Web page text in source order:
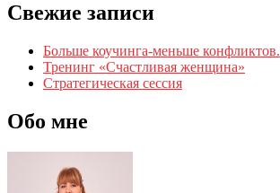
Свежие записи
Больше коучинга-меньше конфликтов.
Тренинг «Счастливая женщина»
Стратегическая сессия
Обо мне